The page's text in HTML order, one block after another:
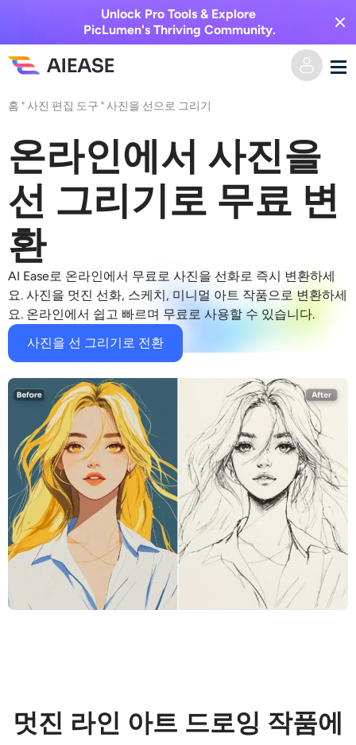
Unlock Pro Tools & Explore
PicLumen's Thriving Community.
홈
AI 비디오
텍스트를 비디오로
이미지를 비디오로
비디오 효과
AI 키스 생성기
AI 댄스 생성기
지원되는 AI 모델
Seedance 2.0 Kling 2.6 Motion Control Veo 3.1
Sora 2.0 Kling 2.6 Pro Kling 2.1 Master Hailuo 2.3
Wan 2.5
비디오 효과
AI 이미지
이미지 변환
Seedream 5.0 프로 Seedream 4.5
나노 바나나 플럭스 Kontext
AI 도구
사진 인핸서
개체 제거기
워터마크 리무버
배경 제거제
AI 배경
사진 복원
AI 색칠
가격
홈 " 사진 편집 도구 " 사진을 선으로 그리기
온라인에서 사진을
선 그리기로 무료 변
환
AI Ease로 온라인에서 무료로 사진을 선화로 즉시 변환하세
요. 사진을 멋진 선화, 스케치, 미니멀 아트 작품으로 변환하세
요. 온라인에서 쉽고 빠르며 무료로 사용할 수 있습니다.
사진을 선 그리기로 전환
멋진 라인 아트 드로잉 작품에